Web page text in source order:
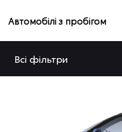
Автомобілі з пробігом
Всі фільтри